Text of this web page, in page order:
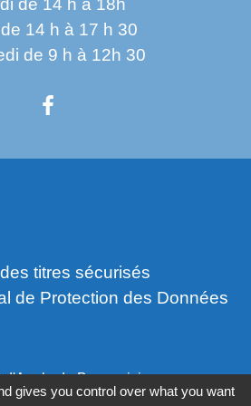
14 h à 17 h 30
de 9 h à 12h 30
titres sécurisés
de Protection des Données
d'Agglo du Beauvaisis
gives you control over what you want